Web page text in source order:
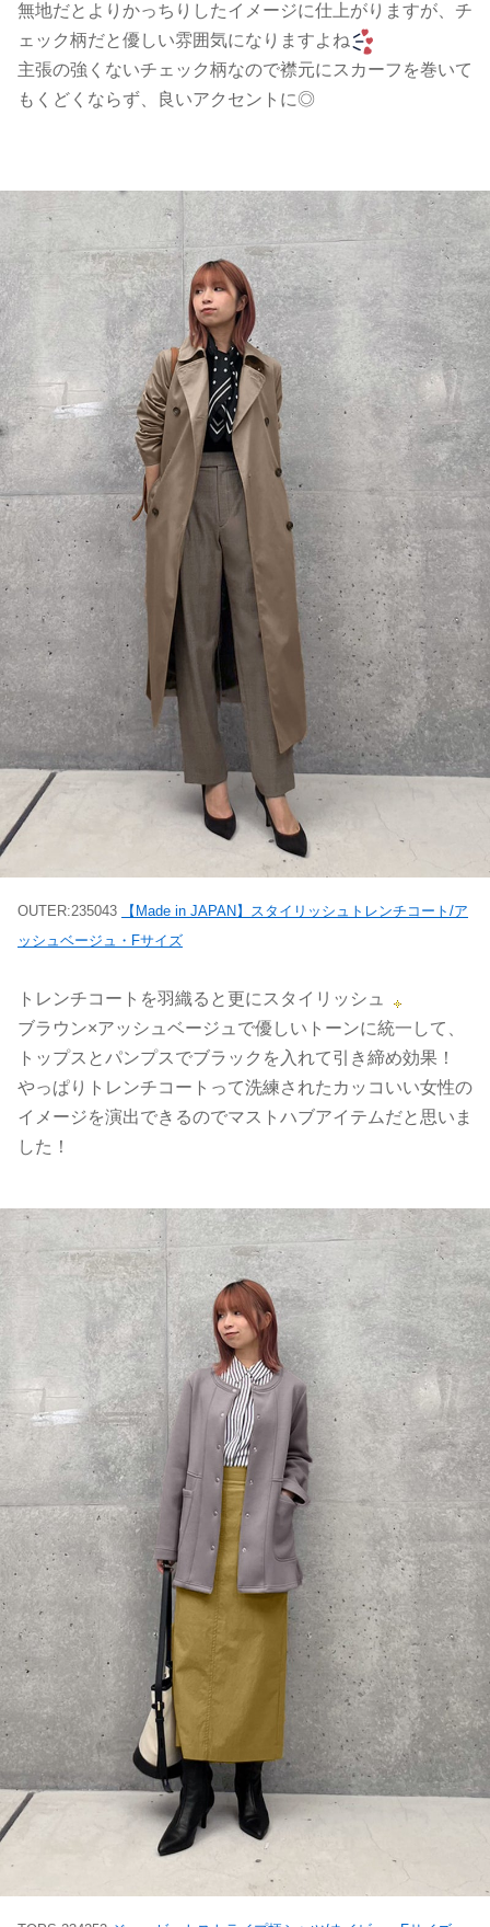
無地だとよりかっちりしたイメージに仕上がりますが、チ
ェック柄だと優しい雰囲気になりますよね
主張の強くないチェック柄なので襟元にスカーフを巻いて
もくどくならず、良いアクセントに◎
OUTER:235043
【Made in JAPAN】スタイリッシュトレンチコート/ア
ッシュベージュ・Fサイズ
トレンチコートを羽織ると更にスタイリッシュ
ブラウン×アッシュベージュで優しいトーンに統一して、
トップスとパンプスでブラックを入れて引き締め効果！
やっぱりトレンチコートって洗練されたカッコいい女性の
イメージを演出できるのでマストハブアイテムだと思いま
した！